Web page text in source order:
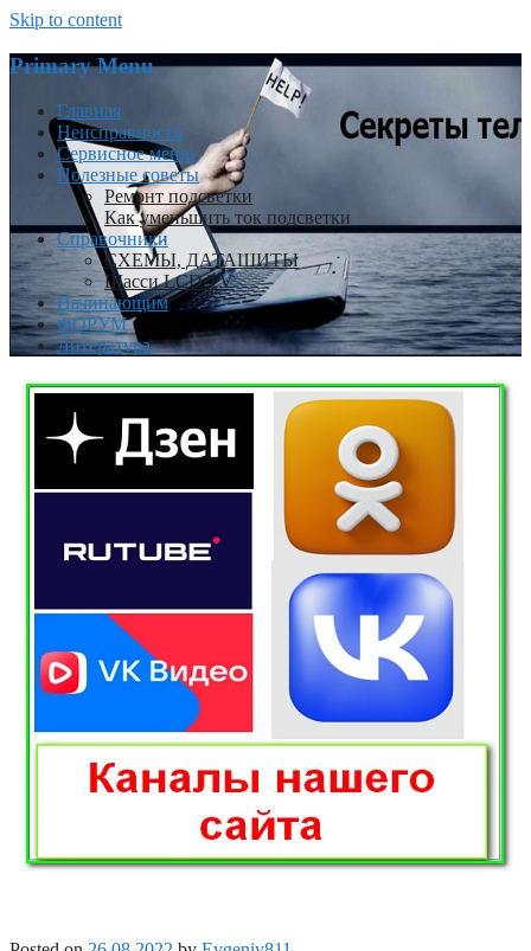
Skip to content
Primary Menu
Главная
Неисправности
Сервисное меню
Полезные советы
Ремонт подсветки
Как уменьшить ток подсветки
Справочники
СХЕМЫ, ДАТАШИТЫ
Шасси LCD TV
Начинающим
ФОРУМ
Литература